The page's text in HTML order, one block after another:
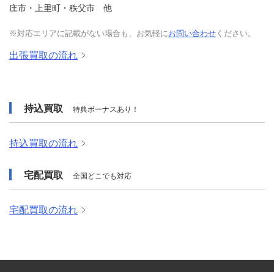
庄市・上里町・秩父市 他
※対応エリアに記載がない場合も、お気軽にお問い合わせください。
出張買取の流れ
持込買取 特典ボーナスあり！
持込買取の流れ
宅配買取 全国どこでも対応
宅配買取の流れ